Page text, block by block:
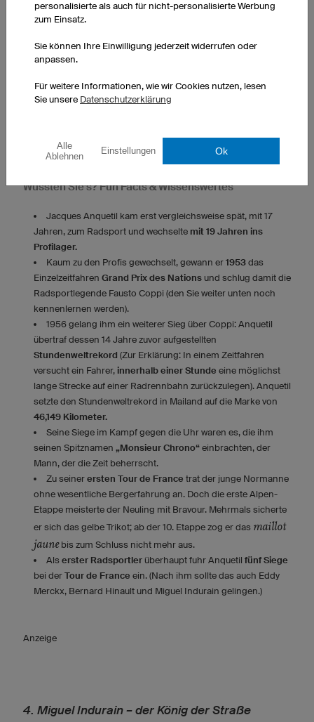
Wussten Sie’s? Fun Facts & Wissenswertes
Jacques Anquetil kam erst vergleichsweise spät, mit 17
Jahren, zum Radsport und wechselte mit 19 Jahren ins
Profilager.
Kaum zu den Profis gewechselt, gewann er 1953 das
Einzelzeitfahren Grand Prix des Nations und schlug damit die
Radsportlegende Fausto Coppi (den Sie weiter unten noch
kennenlernen werden).
1956 gelang ihm ein weiterer Sieg über Coppi: Anquetil
übertraf dessen 14 Jahre zuvor aufgestellten
Stundenweltrekord (Zur Erklärung: In einem Zeitfahren
versucht ein Fahrer, innerhalb einer Stunde eine möglichst
lange Strecke auf einer Radrennbahn zurückzulegen). Anquetil
setzte den Stundenweltrekord in Mailand auf die Marke von
46,149 Kilometer.
Seine Siege im Kampf gegen die Uhr waren es, die ihm
seinen Spitznamen „Monsieur Chrono“ einbrachten, der
Mann, der die Zeit beherrscht.
Zu seiner ersten Tour de France trat der junge Normanne
ohne wesentliche Bergerfahrung an. Doch die erste Alpen-
Etappe meisterte der Neuling mit Bravour. Mehrmals sicherte
er sich das gelbe Trikot; ab der 10. Etappe zog er das maillot
jaunebis zum Schluss nicht mehr aus.
Als erster Radsportler überhaupt fuhr Anquetil fünf Siege
bei der Tour de France ein. (Nach ihm sollte das auch Eddy
Merckx, Bernard Hinault und Miguel Indurain gelingen.)
Anzeige
4. Miguel Indurain – der König der Straße
personalisierte als auch für nicht-personalisierte Werbung
zum Einsatz.
Sie können Ihre Einwilligung jederzeit widerrufen oder
anpassen.
Für weitere Informationen, wie wir Cookies nutzen, lesen
Sie unsere Datenschutzerklärung
Alle
Ablehnen
Einstellungen Ok